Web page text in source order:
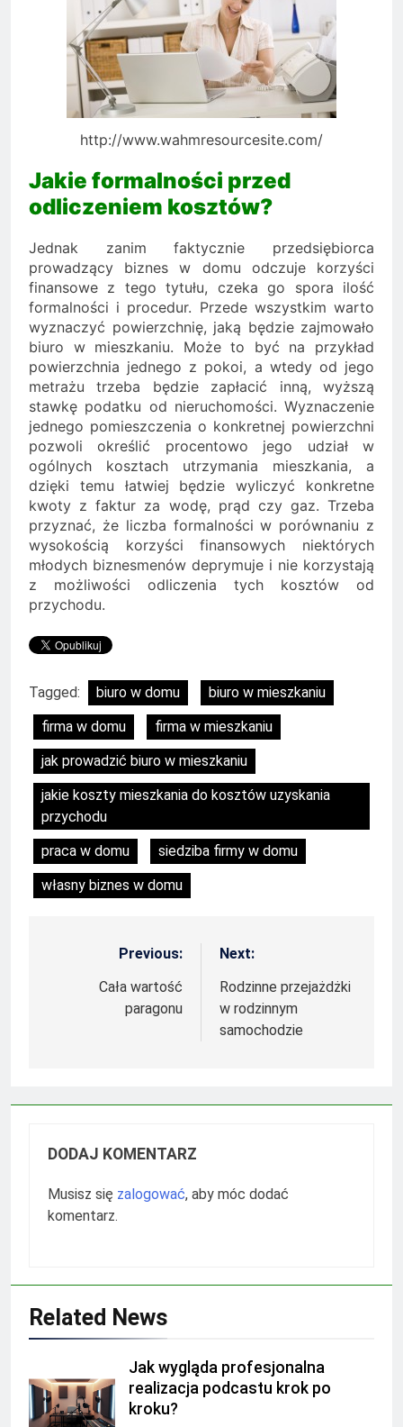
http://www.wahmresourcesite.com/
Jakie formalności przed
odliczeniem kosztów?
Jednak zanim faktycznie przedsiębiorca
prowadzący biznes w domu odczuje korzyści
finansowe z tego tytułu, czeka go spora ilość
formalności i procedur. Przede wszystkim warto
wyznaczyć powierzchnię, jaką będzie zajmowało
biuro w mieszkaniu. Może to być na przykład
powierzchnia jednego z pokoi, a wtedy od jego
metrażu trzeba będzie zapłacić inną, wyższą
stawkę podatku od nieruchomości. Wyznaczenie
jednego pomieszczenia o konkretnej powierzchni
pozwoli określić procentowo jego udział w
ogólnych kosztach utrzymania mieszkania, a
dzięki temu łatwiej będzie wyliczyć konkretne
kwoty z faktur za wodę, prąd czy gaz. Trzeba
przyznać, że liczba formalności w porównaniu z
wysokością korzyści finansowych niektórych
młodych biznesmenów deprymuje i nie korzystają
z możliwości odliczenia tych kosztów od
przychodu.
Tagged: biuro w domu
biuro w mieszkaniu
firma w domu
firma w mieszkaniu
jak prowadzić biuro w mieszkaniu
jakie koszty mieszkania do kosztów uzyskania
przychodu
praca w domu
siedziba firmy w domu
własny biznes w domu
Nawigacja
wpisu
Previous:
Cała wartość
paragonu
Next:
Rodzinne przejażdżki
w rodzinnym
samochodzie
DODAJ KOMENTARZ
Musisz się zalogować, aby móc dodać
komentarz.
Related News
Jak wygląda profesjonalna
realizacja podcastu krok po
kroku?